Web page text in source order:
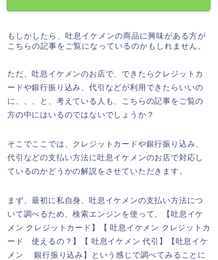
もしかしたら、吐息イケメンの商品に興味がある方が
こちらの記事をご覧になっているのかもしれません。
ただ、吐息イケメンのお店で、できたらクレジットカ
ードや銀行振り込み、代引などが利用できたらいいの
に、、、と、考えている人も、こちらの記事をご覧の
方の中にはいるのではないでしょうか？
そこでここでは、クレジットカードや銀行振り込み、
代引などの支払い方法に吐息イケメンのお店で対応し
ているのかどうかの解説をさせていただきます。
まず、最初に私自身、吐息イケメンの支払い方法につ
いて調べるため、検索エンジンを使って、【吐息イケ
メン クレジットカード】【 吐息イケメン クレジットカ
ード 使えるの？】【 吐息イケメン 代引】【吐息イケ
メン 銀行振り込み】という感じで調べてみることに